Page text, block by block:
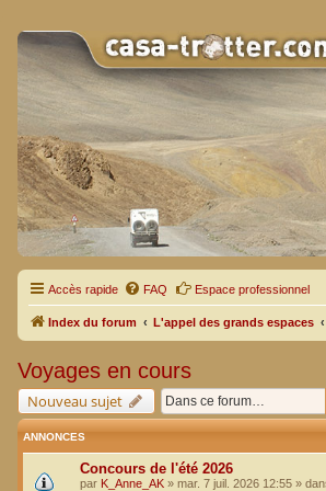
Accès rapide FAQ Espace professionnel
Index du forum L'appel des grands espaces
Voyages en cours
Nouveau sujet
ANNONCES
Concours de l'été 2026
par K_Anne_AK » mar. 7 juil. 2026 12:55 »